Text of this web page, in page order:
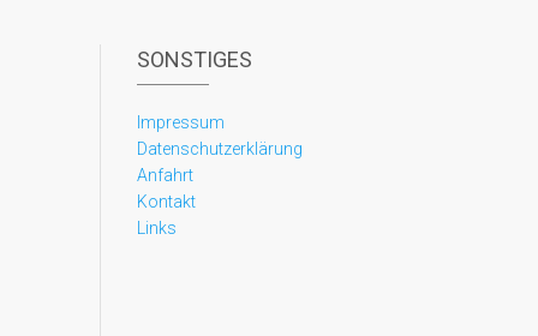
SONSTIGES
Impressum
Datenschutzerklärung
Anfahrt
Kontakt
Links